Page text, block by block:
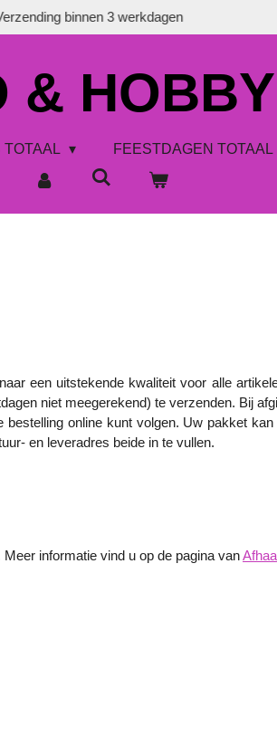
binnen 3 werkdagen
& HOBBY
FEESTDAGEN TOTAAL
een uitstekende kwaliteit voor alle
niet meegerekend) te verzenden. Bij
online kunt volgen. Uw pakket
en leveradres beide in te vullen.
informatie vind u op de pagina van